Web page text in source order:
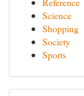
Science
Shopping
Society
Sports